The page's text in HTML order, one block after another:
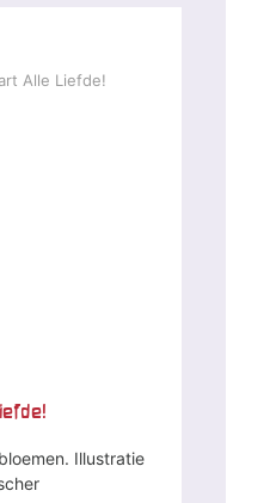
Illustratie